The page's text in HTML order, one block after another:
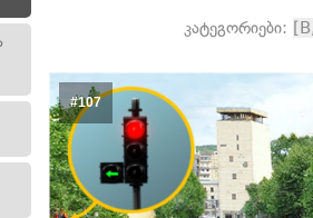
კატეგორიები:
#107